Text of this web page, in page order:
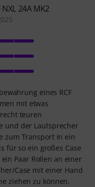
24A MK2
eines RCF
mit etwas
teuren
und der Lautsprecher
zum Transport in ein
für so ein großes Case
Paar Rollen an einer
Case mit einer Hand
ziehen zu können.